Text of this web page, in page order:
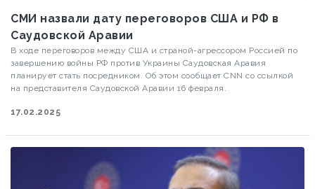
СМИ назвали дату переговоров США и РФ в
Саудовской Аравии
В ходе переговоров между США и страной-агрессором Россией по
завершению войны РФ против Украины Саудовская Аравия
планирует стать посредником. Об этом сообщает CNN со ссылкой
на представителя Саудовской Аравии 16 февраля.
17.02.2025